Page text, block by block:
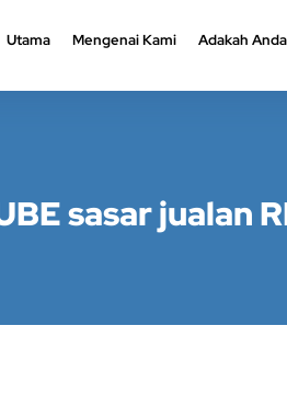
Utama Mengenai Kami Adakah
sasar jualan